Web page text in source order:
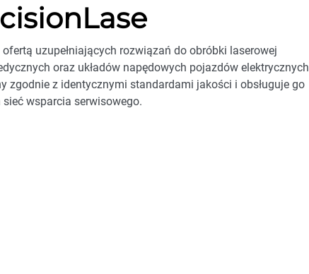
uzupełniających rozwiązań do obróbki laserowej
oraz układów napędowych pojazdów elektrycznych
zgodnie z identycznymi standardami jakości i obsługuje go
wsparcia serwisowego.